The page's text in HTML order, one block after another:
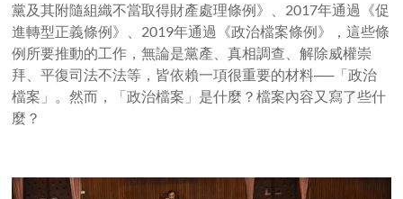
黨及其附隨組織不當取得財產處理條例》、 2017年通過《促
進轉型正義條例》、 2019年通過《政治檔案條例》，這些條
例所要推動的工作，無論是黨產、真相調查、解除威權崇
拜、平復司法不法等，皆依賴一項很重要的材料──「政治
檔案」。然而，「政治檔案」是什麼？檔案內容又寫了些什
麼？